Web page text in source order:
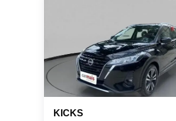
KICKS